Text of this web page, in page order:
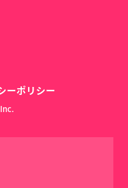
ーポリシー